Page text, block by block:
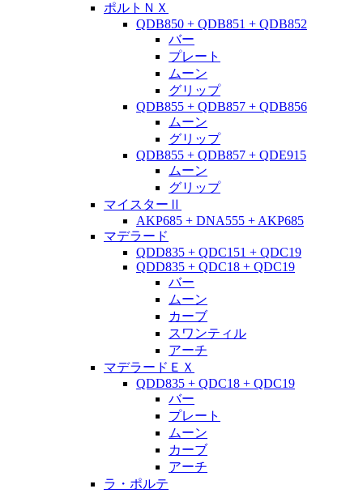
ポルトＮＸ
QDB850 + QDB851 + QDB852
バー
プレート
ムーン
グリップ
QDB855 + QDB857 + QDB856
ムーン
グリップ
QDB855 + QDB857 + QDE915
ムーン
グリップ
マイスターⅡ
AKP685 + DNA555 + AKP685
マデラード
QDD835 + QDC151 + QDC19
QDD835 + QDC18 + QDC19
バー
ムーン
カーブ
スワンティル
アーチ
マデラードＥＸ
QDD835 + QDC18 + QDC19
バー
プレート
ムーン
カーブ
アーチ
ラ・ポルテ